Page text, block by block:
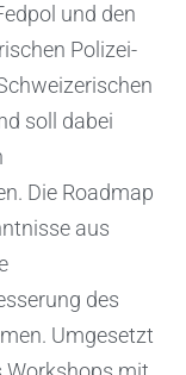
und den
Polizei-
soll dabei
Die Roadmap
aus
des
Umgesetzt